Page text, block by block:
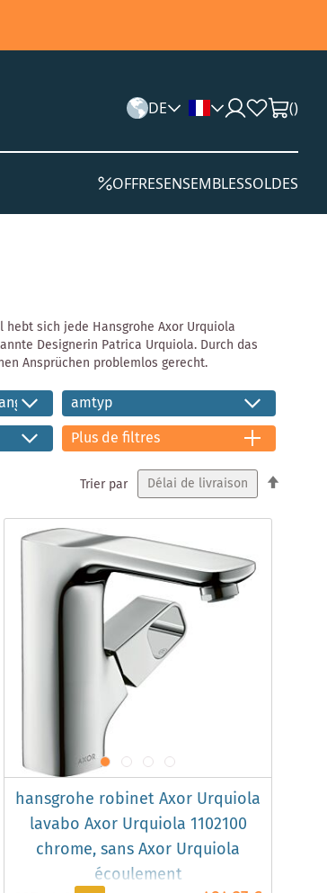
DE ()
OFFRESENSEMBLESSOLDES
sich jede Hansgrohe Axor Urquiola
Designerin Patrica Urquiola. Durch das
Ansprüchen problemlos gerecht.
amtyp
Plus de filtres
Trier par
hansgrohe robinet Axor Urquiola
lavabo Axor Urquiola 1102100
chrome, sans Axor Urquiola
écoulement